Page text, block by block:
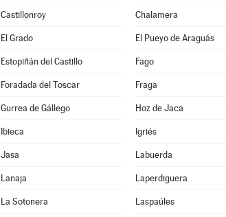
Castillonroy Chalamera
El Grado El Pueyo de Araguás
Estopiñán del Castillo Fago
Foradada del Toscar Fraga
Gurrea de Gállego Hoz de Jaca
Ibieca Igriés
Jasa Labuerda
Lanaja Laperdiguera
La Sotonera Laspaúles